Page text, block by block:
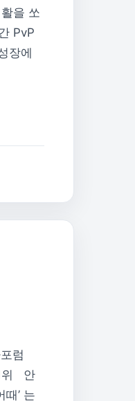
을 쏘
PvP
장에
럼
위 안
’ 는